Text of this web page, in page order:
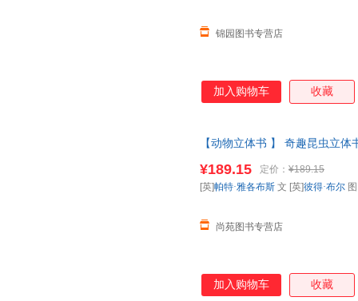
锦园图书专营店
加入购物车 收藏
【动物立体书 】 奇趣昆虫立
【让您无忧购物】
¥189.15 定价： ¥189.15
尚苑图书专营店
[英]帕特·雅各布斯 文 [英]彼得·布尔
加入购物车 收藏